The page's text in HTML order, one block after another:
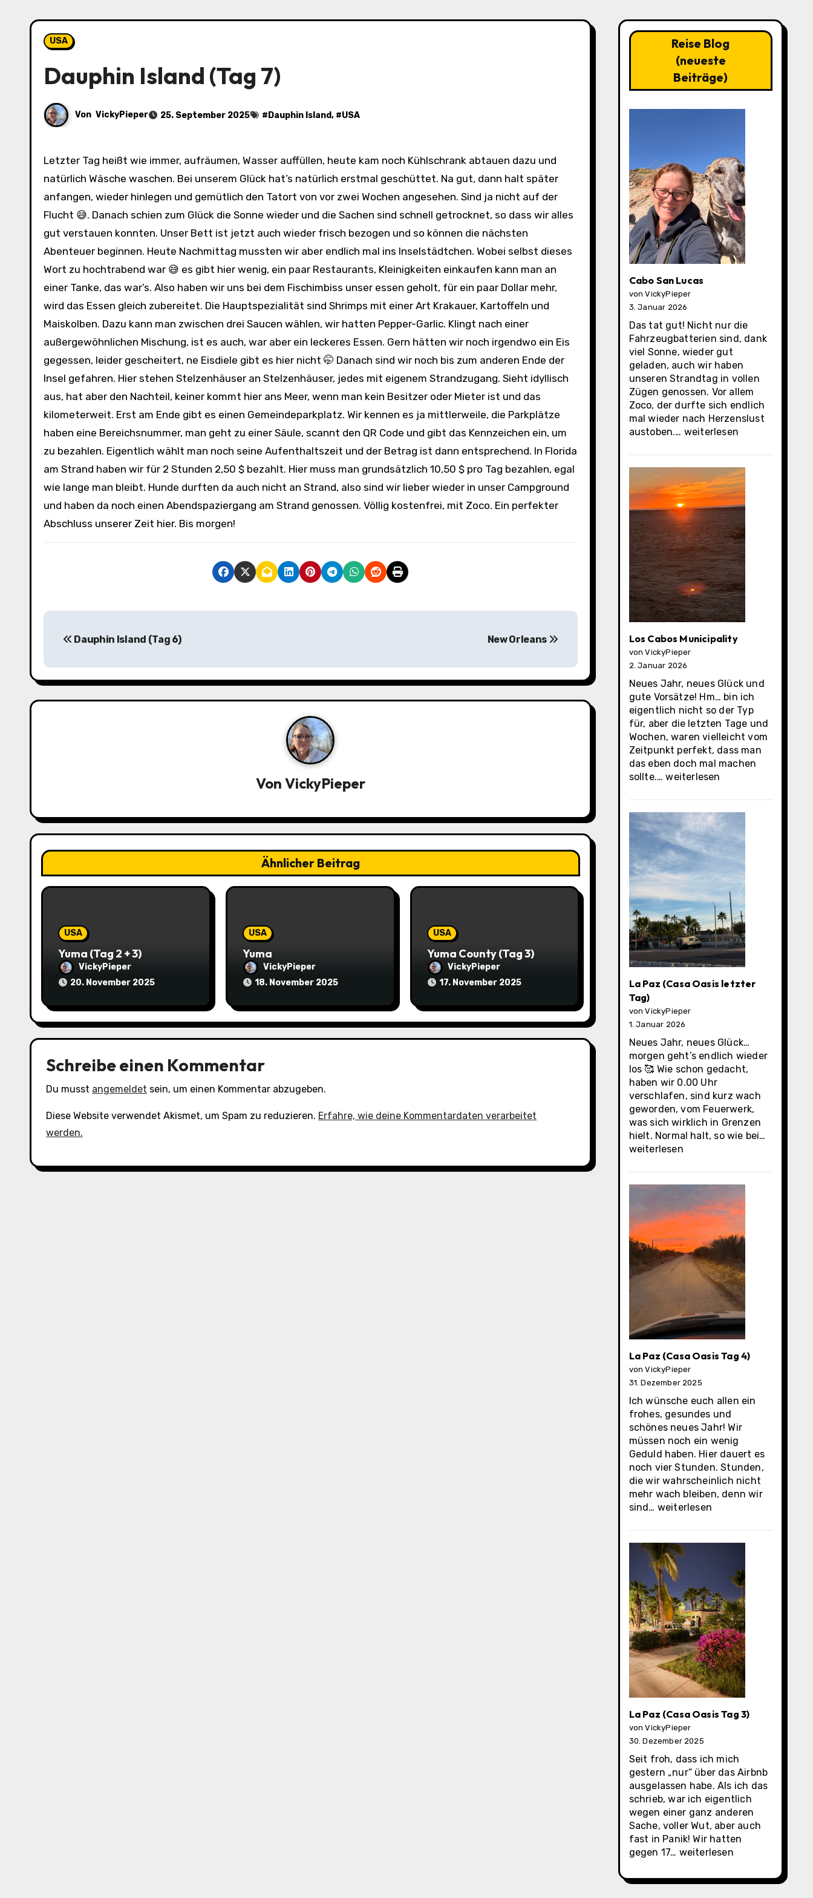
USA
Dauphin Island (Tag 7)
Von VickyPieper 25. September 2025 # Dauphin Island, #USA
Letzter Tag heißt wie immer, aufräumen, Wasser auffüllen, heute kam noch Kühlschrank abtauen dazu und
natürlich Wäsche waschen. Bei unserem Glück hat’s natürlich erstmal geschüttet. Na gut, dann halt später
anfangen, wieder hinlegen und gemütlich den Tatort von vor zwei Wochen angesehen. Sind ja nicht auf der
Flucht 😅. Danach schien zum Glück die Sonne wieder und die Sachen sind schnell getrocknet, so dass wir alles
gut verstauen konnten. Unser Bett ist jetzt auch wieder frisch bezogen und so können die nächsten
Abenteuer beginnen. Heute Nachmittag mussten wir aber endlich mal ins Inselstädtchen. Wobei selbst dieses
Wort zu hochtrabend war 😅 es gibt hier wenig, ein paar Restaurants, Kleinigkeiten einkaufen kann man an
einer Tanke, das war’s. Also haben wir uns bei dem Fischimbiss unser essen geholt, für ein paar Dollar mehr,
wird das Essen gleich zubereitet. Die Hauptspezialität sind Shrimps mit einer Art Krakauer, Kartoffeln und
Maiskolben. Dazu kann man zwischen drei Saucen wählen, wir hatten Pepper-Garlic. Klingt nach einer
außergewöhnlichen Mischung, ist es auch, war aber ein leckeres Essen. Gern hätten wir noch irgendwo ein Eis
gegessen, leider gescheitert, ne Eisdiele gibt es hier nicht 🤭 Danach sind wir noch bis zum anderen Ende der
Insel gefahren. Hier stehen Stelzenhäuser an Stelzenhäuser, jedes mit eigenem Strandzugang. Sieht idyllisch
aus, hat aber den Nachteil, keiner kommt hier ans Meer, wenn man kein Besitzer oder Mieter ist und das
kilometerweit. Erst am Ende gibt es einen Gemeindeparkplatz. Wir kennen es ja mittlerweile, die Parkplätze
haben eine Bereichsnummer, man geht zu einer Säule, scannt den QR Code und gibt das Kennzeichen ein, um
zu bezahlen. Eigentlich wählt man noch seine Aufenthaltszeit und der Betrag ist dann entsprechend. In Florida
am Strand haben wir für 2 Stunden 2,50 $ bezahlt. Hier muss man grundsätzlich 10,50 $ pro Tag bezahlen, egal
wie lange man bleibt. Hunde durften da auch nicht an Strand, also sind wir lieber wieder in unser Campground
und haben da noch einen Abendspaziergang am Strand genossen. Völlig kostenfrei, mit Zoco. Ein perfekter
Abschluss unserer Zeit hier. Bis morgen!
B
i
t
n
a
v
i
i
o
n
Dauphin Island (Tag 6) New Orleans
Von VickyPieper
Ähnlicher Beitrag
USA
Yuma (Tag 2 + 3)
VickyPieper
20. November 2025
USA
Yuma
VickyPieper
18. November 2025
USA
Yuma County (Tag 3)
VickyPieper
17. November 2025
Schreibe einen Kommentar
Du musst angemeldet sein, um einen Kommentar abzugeben.
Diese Website verwendet Akismet, um Spam zu reduzieren. Erfahre, wie deine Kommentardaten verarbeitet
werden.
Reise Blog
(neueste
Beiträge)
Cabo San Lucas
von VickyPieper
3. Januar 2026
Das tat gut! Nicht nur die
Fahrzeugbatterien sind, dank
viel Sonne, wieder gut
geladen, auch wir haben
unseren Strandtag in vollen
Zügen genossen. Vor allem
Zoco, der durfte sich endlich
mal wieder nach Herzenslust
austoben.… Cabo
Lucas
weiterlesen
Los Cabos Municipality
von VickyPieper
2. Januar 2026
Neues Jahr, neues Glück und
gute Vorsätze! Hm… bin ich
eigentlich nicht so der Typ
für, aber die letzten Tage und
Wochen, waren vielleicht vom
Zeitpunkt perfekt, dass man
das eben doch mal machen
sollte.…Los
Municipality
weiterlesen
La Paz (Casa Oasis letzter
Tag)
von VickyPieper
1. Januar 2026
Neues Jahr, neues Glück…
morgen geht’s endlich wieder
los 🥰 Wie schon gedacht,
haben wir 0.00 Uhr
verschlafen, sind kurz wach
geworden, vom Feuerwerk,
was sich wirklich in Grenzen
hielt. Normal halt, so wie bei…
Oasis
weiterlesen
La Paz (Casa Oasis Tag 4)
von VickyPieper
31. Dezember 2025
Ich wünsche euch allen ein
frohes, gesundes und
schönes neues Jahr! Wir
müssen noch ein wenig
Geduld haben. Hier dauert es
noch vier Stunden. Stunden,
die wir wahrscheinlich nicht
mehr wach bleiben, denn wir
sind… La
(Casa
Oasis
Tag
4)
weiterlesen
La Paz (Casa Oasis Tag 3)
von VickyPieper
30. Dezember 2025
Seit froh, dass ich mich
gestern „nur“ über das Airbnb
ausgelassen habe. Als ich das
schrieb, war ich eigentlich
wegen einer ganz anderen
Sache, voller Wut, aber auch
fast in Panik! Wir hatten
gegen 17… La
(Casa
weiterlesen